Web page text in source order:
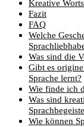
Kreative
Fazit
FAQ
Welche
Was sind die
Gibt es
Sprache lernt?
Wie finde ich
Was sind
Wie können